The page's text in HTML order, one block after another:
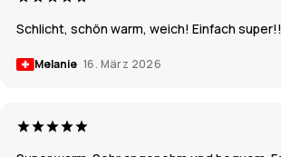
Schlicht, schön warm, weich! Einfach super!!
Melanie 16. März 2026